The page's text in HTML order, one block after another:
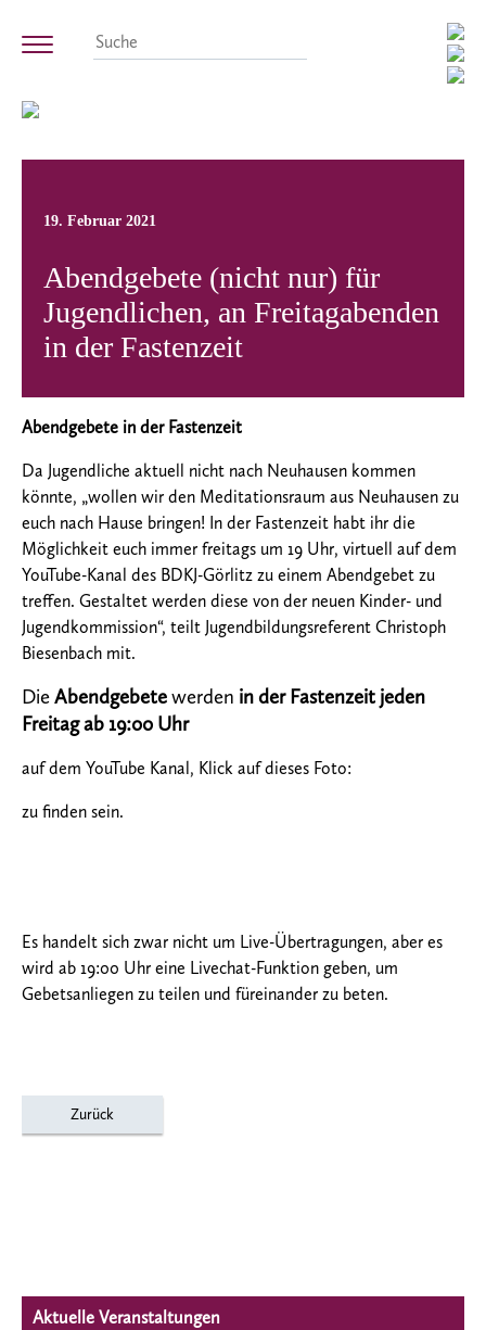
19. Februar 2021
Abendgebete (nicht nur) für
Jugendlichen, an Freitagabenden
in der Fastenzeit
Abendgebete in der Fastenzeit
Da Jugendliche aktuell nicht nach Neuhausen kommen
könnte, „wollen wir den Meditationsraum aus Neuhausen zu
euch nach Hause bringen! In der Fastenzeit habt ihr die
Möglichkeit euch immer freitags um 19 Uhr, virtuell auf dem
YouTube-Kanal des BDKJ-Görlitz zu einem Abendgebet zu
treffen. Gestaltet werden diese von der neuen Kinder- und
Jugendkommission“, teilt Jugendbildungsreferent Christoph
Biesenbach mit.
DieAbendgebetewerden in der Fastenzeit jeden
Freitag ab 19:00 Uhr
auf dem YouTube Kanal, Klick auf dieses Foto:
zu finden sein.
Es handelt sich zwar nicht um Live-Übertragungen, aber es
wird ab 19:00 Uhr eine Livechat-Funktion geben, um
Gebetsanliegen zu teilen und füreinander zu beten.
Zurück
Aktuelle Veranstaltungen